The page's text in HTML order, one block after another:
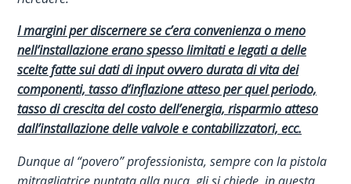
I margini per discernere se c’era convenienza o meno
nell’installazione erano spesso limitati e legati a delle
scelte fatte sui dati di input ovvero durata di vita dei
componenti, tasso d’inflazione atteso per quel periodo,
tasso di crescita del costo dell’energia, risparmio atteso
dall’installazione delle valvole e contabilizzatori, ecc.
Dunque al “povero” professionista, sempre con la pistola